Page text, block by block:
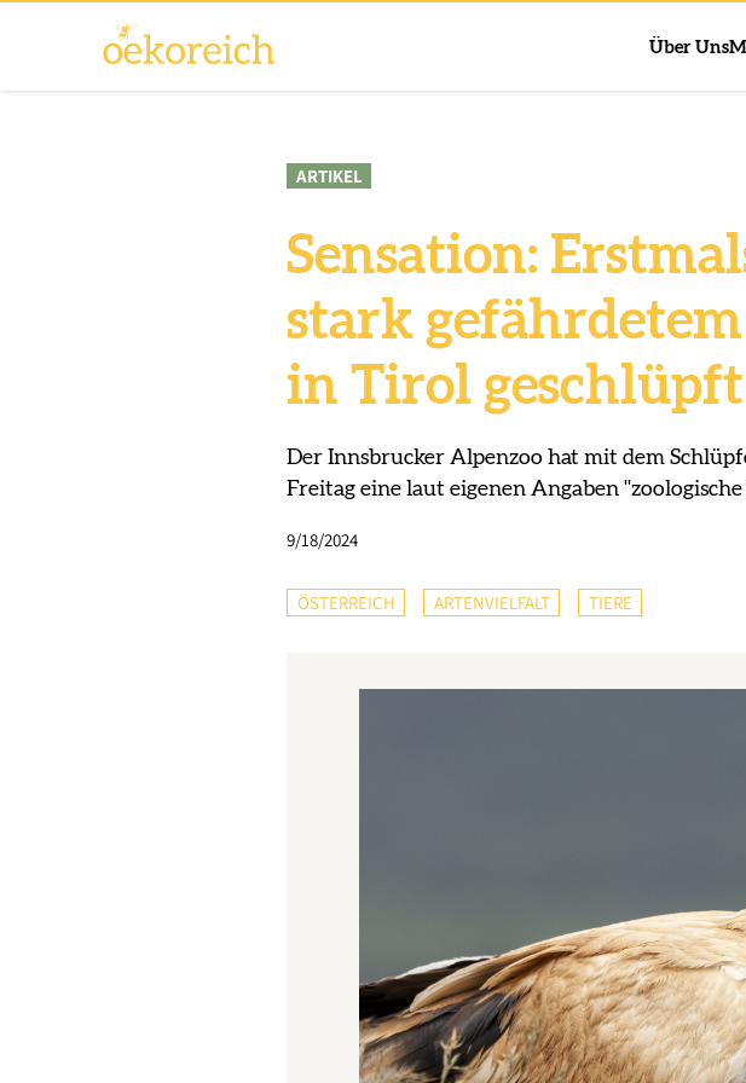
Über Uns
ARTIKEL
Sensation:
stark
in Tirol geschlüpft
Der Innsbrucker Alpenzoo hat mit dem
Freitag eine laut eigenen Angaben
9/18/2024
ÖSTERREICH ARTENVIELFALT TIERE